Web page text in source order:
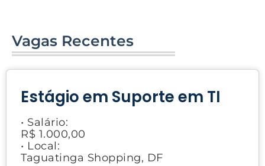
Vagas Recentes
Estágio em Suporte em TI
• Salário:
R$ 1.000,00
• Local:
Taguatinga Shopping, DF